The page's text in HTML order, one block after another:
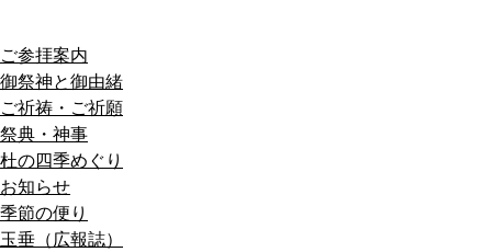
ご参拝案内
御祭神と御由緒
ご祈祷・ご祈願
祭典・神事
杜の四季めぐり
お知らせ
季節の便り
玉垂（広報誌）